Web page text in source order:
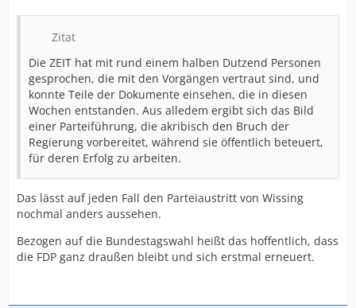
Zitat
Die ZEIT hat mit rund einem halben Dutzend Personen
gesprochen, die mit den Vorgängen vertraut sind, und
konnte Teile der Dokumente einsehen, die in diesen
Wochen entstanden. Aus alledem ergibt sich das Bild
einer Parteiführung, die akribisch den Bruch der
Regierung vorbereitet, während sie öffentlich beteuert,
für deren Erfolg zu arbeiten.
Das lässt auf jeden Fall den Parteiaustritt von Wissing
nochmal anders aussehen.
Bezogen auf die Bundestagswahl heißt das hoffentlich, dass
die FDP ganz draußen bleibt und sich erstmal erneuert.